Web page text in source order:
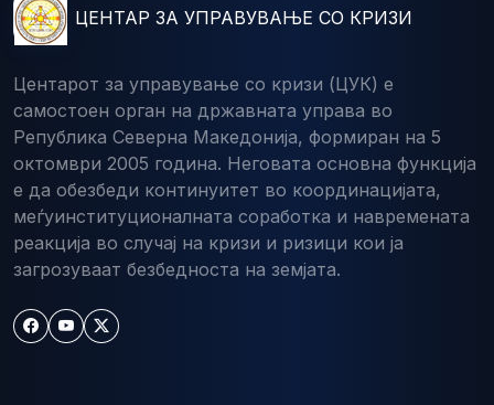
ЦЕНТАР ЗА УПРАВУВАЊЕ СО КРИЗИ
Центарот за управување со кризи (ЦУК) е
самостоен орган на државната управа во
Република Северна Македонија, формиран на 5
октомври 2005 година. Неговата основна функција
е да обезбеди континуитет во координацијата,
меѓуинституционалната соработка и навремената
реакција во случај на кризи и ризици кои ја
загрозуваат безбедноста на земјата.